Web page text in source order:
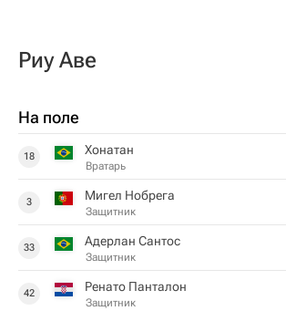
Риу Аве
На поле
18 Хонатан
Вратарь
3 Мигел Нобрега
Защитник
33 Адерлан Сантос
Защитник
42 Ренато Панталон
Защитник